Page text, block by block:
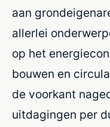
aan
allerlei
op het
bouwen en
de voorkant
uitdagingen per